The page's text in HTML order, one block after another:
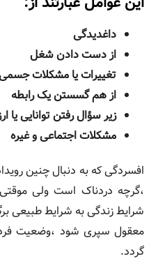
داغدیدگی
از دست دادن شغل
تغییرات یا مشکلات
از هم گسستن یک رابطه
زیر سؤال رفتن توانایی یا
مشکلات اجتماعی و غیره
افسردگی که به دنبال چنین
،گرچه دردناک است ولی
شرایط زندگی به شرایط طبیعی
معقول سپری شود ،وضعیت
گردد.